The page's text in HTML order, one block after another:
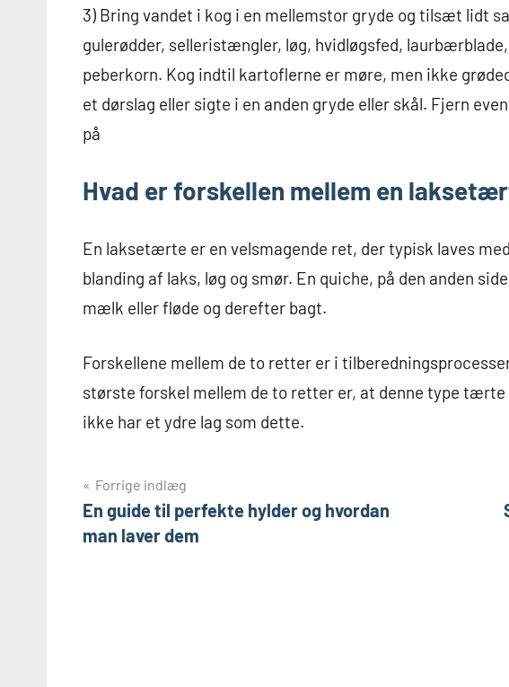
3) Bring vandet i kog i en mellemstor gryde og tilsæt lidt
gulerødder, selleristængler, løg, hvidløgsfed,
peberkorn. Kog indtil kartoflerne er møre, men ikke
et dørslag eller sigte i en anden gryde eller skål. Fjern
på
Hvad er forskellen mellem en
En laksetærte er en velsmagende ret, der typisk laves
blanding af laks, løg og smør. En quiche, på den anden
mælk eller fløde og derefter bagt.
Forskellene mellem de to retter er i
største forskel mellem de to retter er, at denne type tærte
ikke har et ydre lag som dette.
Indlægsnavigation
Forrige indlæg
En guide til perfekte hylder og hvordan
man laver dem